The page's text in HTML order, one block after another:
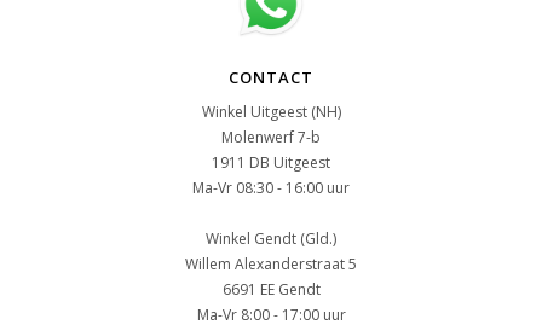
CONTACT
Winkel Uitgeest (NH)
Molenwerf 7-b
1911 DB Uitgeest
Ma-Vr 08:30 - 16:00 uur
Winkel Gendt (Gld.)
Willem Alexanderstraat 5
6691 EE Gendt
Ma-Vr 8:00 - 17:00 uur